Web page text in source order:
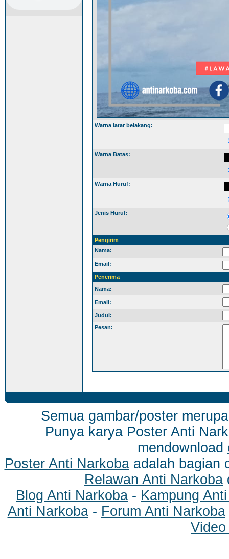
Warna latar belakang:
Warna Batas:
Warna Huruf:
Jenis Huruf:
Pengirim
Nama:
Email:
Penerima
Nama:
Email:
Judul:
Pesan:
Semua gambar/poster
Punya karya Poster Anti
mendownload
Poster Anti Narkobaadalah bagian
Relawan Anti Narkoba
Blog Anti Narkoba - Kampung
Anti Narkoba- Forum Anti Narkoba